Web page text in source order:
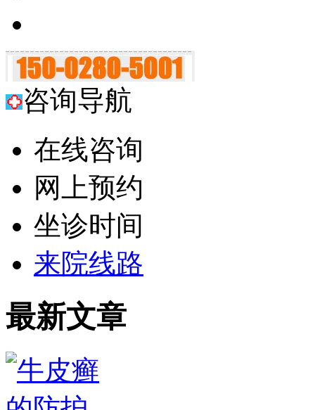
咨询导航
在线咨询
网上预约
坐诊时间
来院线路
最新文章